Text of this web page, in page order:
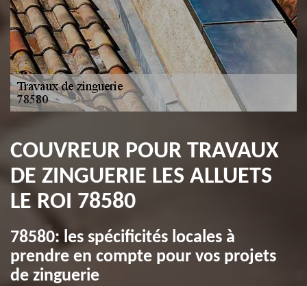
COUVREUR POUR TRAVAUX
DE ZINGUERIE LES ALLUETS
LE ROI 78580
78580: les spécificités locales à
prendre en compte pour vos projets
de zinguerie